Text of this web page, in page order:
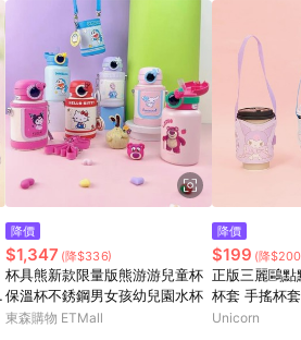
商品規格、顏色、價位、贈品與東森購物
訂單日期+180天以內至LINE購物客服洽詢；
指定商品使用，或不適用於無回饋商品。各
降價
$1,347 (降$336)
杯具熊新款限量版熊游游兒童杯
保溫杯不銹鋼男女孩幼兒園水杯
東森購物 ETMall
降價
$199 (降
正版三麗鷗
杯套 手搖杯
環保飲料袋
Unicorn